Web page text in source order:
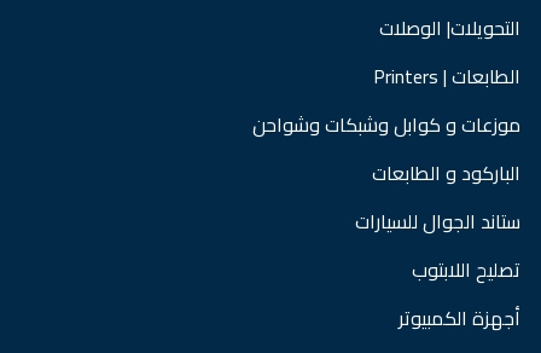
التحويلات| الوصلات
الطابعات | Printers
موزعات و كوابل وشبكات وشواحن
الباركود و الطابعات
ستاند الجوال للسيارات
تصليح اللابتوب
أجهزة الكمبيوتر